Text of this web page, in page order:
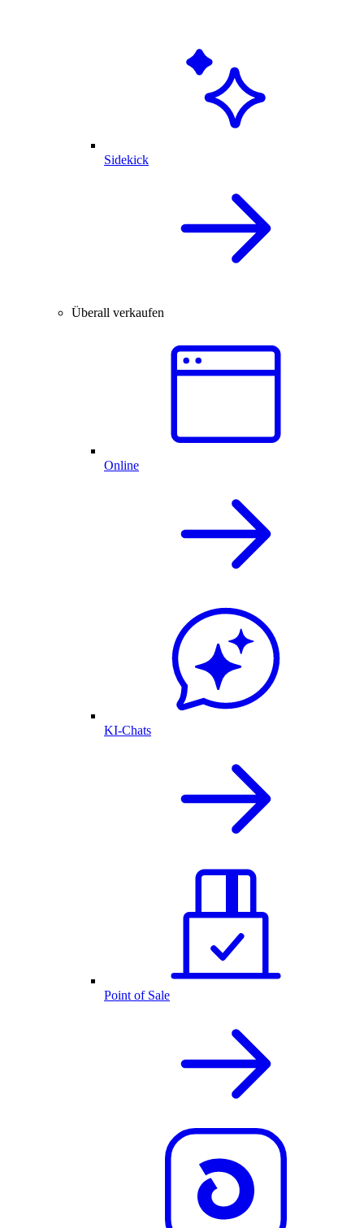
Sidekick
Überall verkaufen
Online
KI-Chats
Point of Sale